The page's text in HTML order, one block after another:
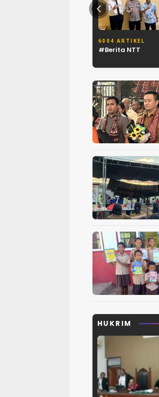
6004 ARTIKEL
#Berita NTT
HUKRIM